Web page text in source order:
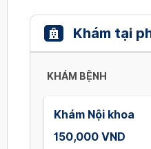
Khám tại
KHÁM BỆNH
Khám Nội khoa
150,000 VND